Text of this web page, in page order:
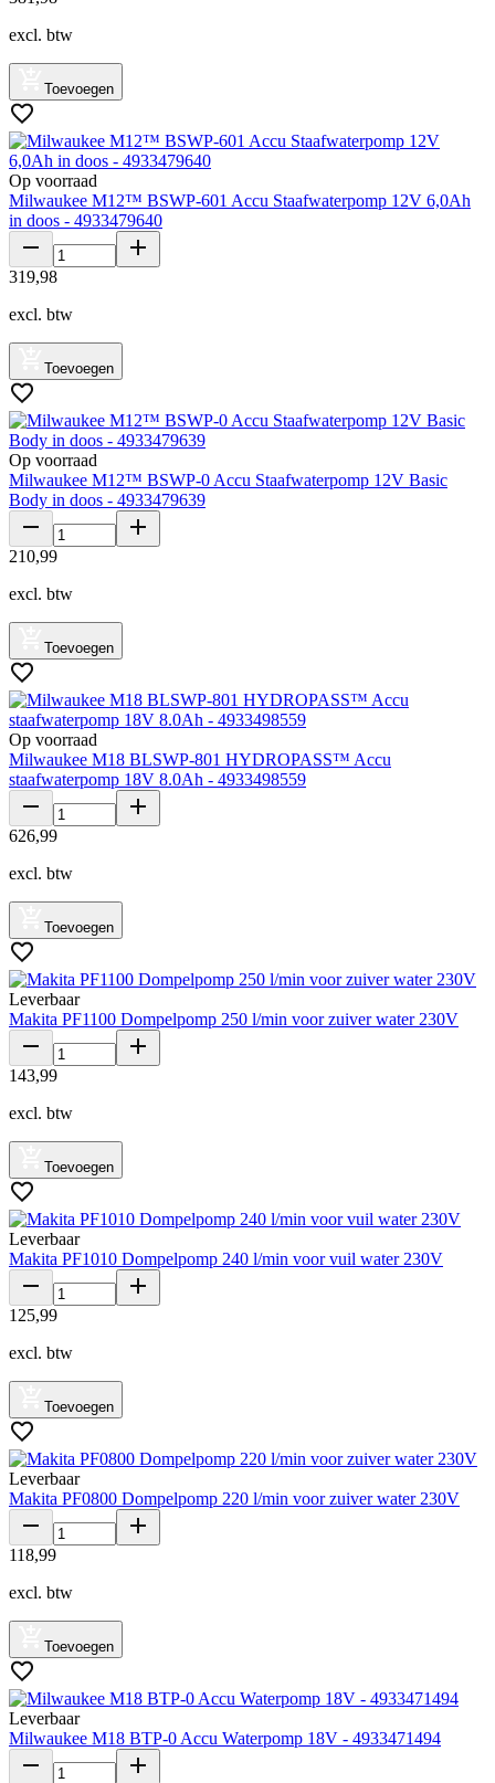
excl. btw
Toevoegen
Op voorraad
Milwaukee M12™ BSWP-601 Accu Staafwaterpomp 12V 6,0Ah
in doos - 4933479640
319,98
excl. btw
Toevoegen
Op voorraad
Milwaukee M12™ BSWP-0 Accu Staafwaterpomp 12V Basic
Body in doos - 4933479639
210,99
excl. btw
Toevoegen
Op voorraad
Milwaukee M18 BLSWP-801 HYDROPASS™ Accu
staafwaterpomp 18V 8.0Ah - 4933498559
626,99
excl. btw
Toevoegen
Leverbaar
Makita PF1100 Dompelpomp 250 l/min voor zuiver water 230V
143,99
excl. btw
Toevoegen
Leverbaar
Makita PF1010 Dompelpomp 240 l/min voor vuil water 230V
125,99
excl. btw
Toevoegen
Leverbaar
Makita PF0800 Dompelpomp 220 l/min voor zuiver water 230V
118,99
excl. btw
Toevoegen
Leverbaar
Milwaukee M18 BTP-0 Accu Waterpomp 18V - 4933471494